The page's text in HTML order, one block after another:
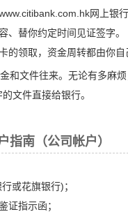
网上银行
、替你约定时间见证签字。
领取，资金周转都由你自
和文件往来。无论有多麻
文件直接给银行。
指南（公司帐户）
或花旗银行)；
证指示函；